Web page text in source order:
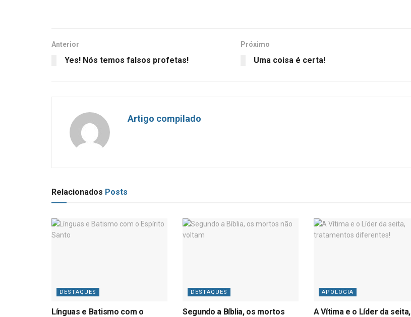
Anterior
Yes! Nós temos falsos profetas!
Próximo
Uma coisa é certa!
Artigo compilado
Relacionados Posts
DESTAQUES
Línguas e Batismo com o
DESTAQUES
Segundo a Bíblia, os mortos
APOLOGIA
A Vítima e o Líder da seita,